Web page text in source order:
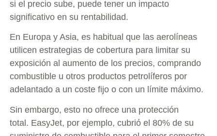
si el precio sube, puede tener un impacto
significativo en su rentabilidad.
En Europa y Asia, es habitual que las aerolíneas
utilicen estrategias de cobertura para limitar su
exposición al aumento de los precios, comprando
combustible u otros productos petrolíferos por
adelantado a un coste fijo o con un límite máximo.
Sin embargo, esto no ofrece una protección
total. EasyJet, por ejemplo, cubrió el 80% de su